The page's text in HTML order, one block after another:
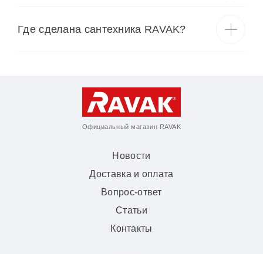
Где сделана сантехника RAVAK?
Официальный магазин RAVAK
Новости
Доставка и оплата
Вопрос-ответ
Статьи
Контакты